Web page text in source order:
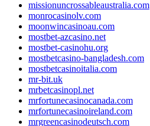
missionuncrossableaustralia.com
monrocasinolv.com
moonwincasinoau.com
mostbet-azcasino.net
mostbet-casinohu.org
mostbetcasino-bangladesh.com
mostbetcasinoitalia.com
mr-bit.uk
mrbetcasinopl.net
mrfortunecasinocanada.com
mrfortunecasinoireland.com
mrgreencasinodeutsch.com